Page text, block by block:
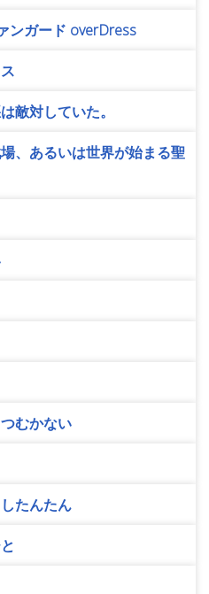
ンガード overDress
敵対していた。
、あるいは世界が始まる聖
むかない
たんたん